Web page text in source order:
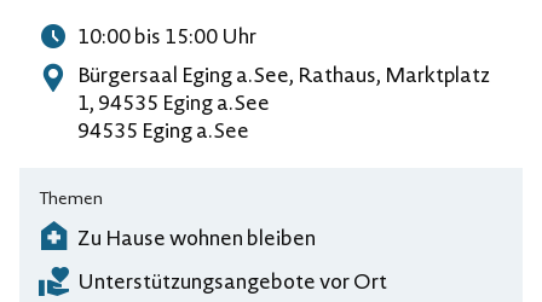
Uhrzeit
10:00bis 15:00 Uhr
Adresse
Bürgersaal Eging a.See, Rathaus, Marktplatz
1, 94535 Eging a.See
94535 Eging a.See
Themen
Zu Hause wohnen bleiben
Unterstützungsangebote vor Ort